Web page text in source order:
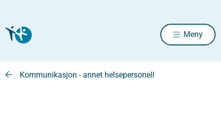
Meny
Kommunikasjon - annet helsepersonell